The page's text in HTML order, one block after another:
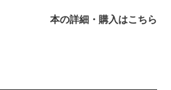
本の詳細・購入はこちら